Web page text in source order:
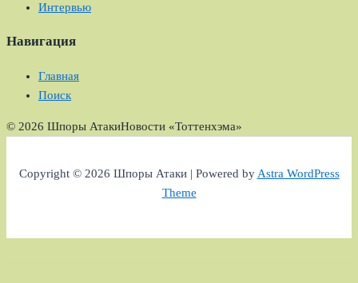
Интервью
Навигация
Главная
Поиск
© 2026 Шпоры АтакиНовости «Тоттенхэма»
Copyright © 2026 Шпоры Атаки | Powered byAstra WordPress
Theme